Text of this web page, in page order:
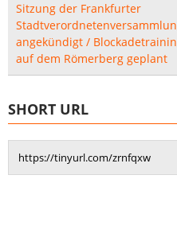
Sitzung der Frankfurter
angekündigt /
auf dem Römerberg geplant
SHORT URL